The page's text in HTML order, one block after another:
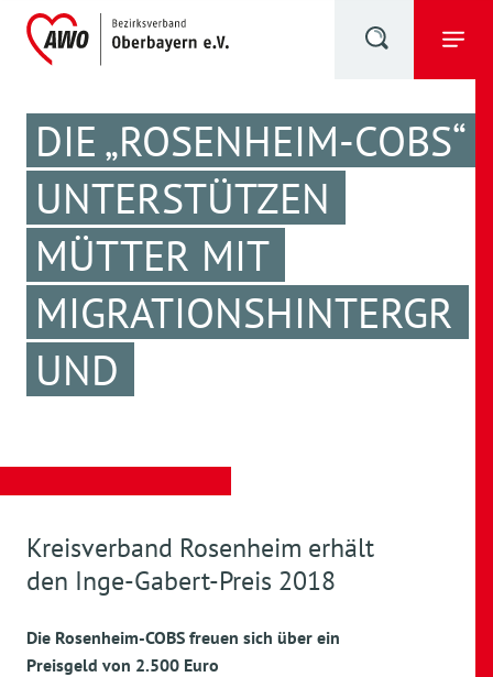
DIE „ROSENHEIM-COBS“
UNTERSTÜTZEN
MÜTTER MIT
MIGRATIONSHINTERGR
UND
Kreisverband Rosenheim erhält
den Inge-Gabert-Preis 2018
Die Rosenheim-COBS freuen sich über ein
Preisgeld von 2.500 Euro